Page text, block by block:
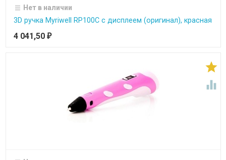
Нет в наличии
3D ручка Myriwell RP100C с дисплеем (оригинал), красная
4 041,50 ₽

